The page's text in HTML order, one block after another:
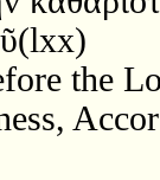
the